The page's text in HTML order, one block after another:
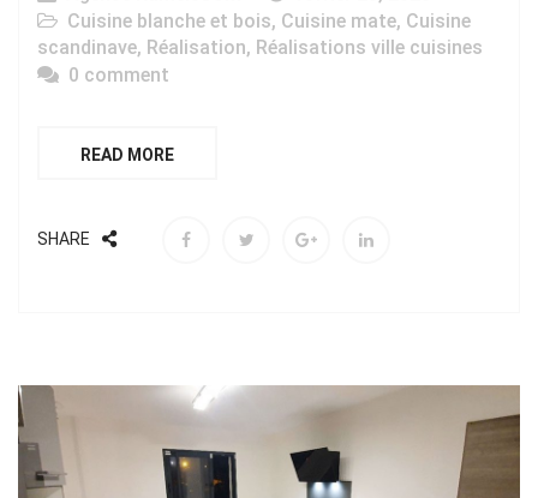
Cuisine blanche et bois, Cuisine mate, Cuisine
scandinave, Réalisation, Réalisations ville cuisines
0 comment
READ MORE
SHARE